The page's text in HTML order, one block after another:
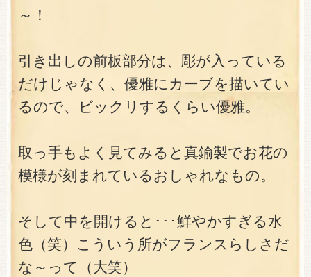
～！
引き出しの前板部分は、彫が入っている
だけじゃなく、優雅にカーブを描いてい
るので、ビックリするくらい優雅。
取っ手もよく見てみると真鍮製でお花の
模様が刻まれているおしゃれなもの。
そして中を開けると･･･鮮やかすぎる水
色（笑）こういう所がフランスらしさだ
な～って（大笑）